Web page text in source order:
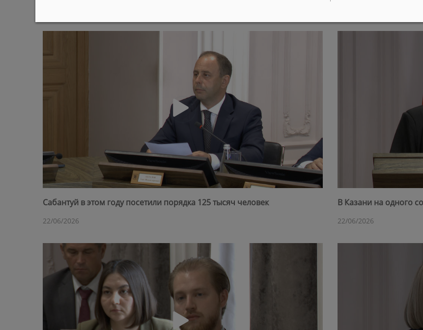
Сабантуй в этом году посетили порядка 125 тысяч человек
22/06/2026
В Казани на одного
22/06/2026